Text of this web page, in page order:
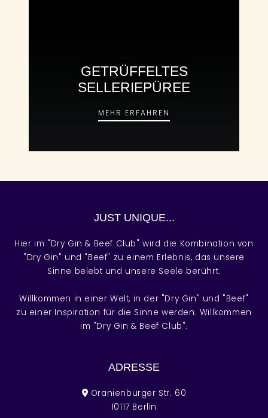
GETRÜFFELTES
SELLERIEPÜREE
MEHR ERFAHREN
JUST UNIQUE...
Hier im "Dry Gin & Beef Club" wird die Kombination von
"Dry Gin" und "Beef" zu einem Erlebnis, das unsere
Sinne belebt und unsere Seele berührt.
Willkommen in einer Welt, in der "Dry Gin" und "Beef"
zu einer Inspiration für die Sinne werden. Willkommen
im "Dry Gin & Beef Club".
ADRESSE
Oranienburger Str. 60
10117 Berlin